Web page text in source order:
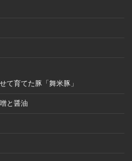
て育てた豚「舞米豚」
と醤油